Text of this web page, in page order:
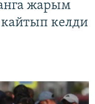
жарым
келди